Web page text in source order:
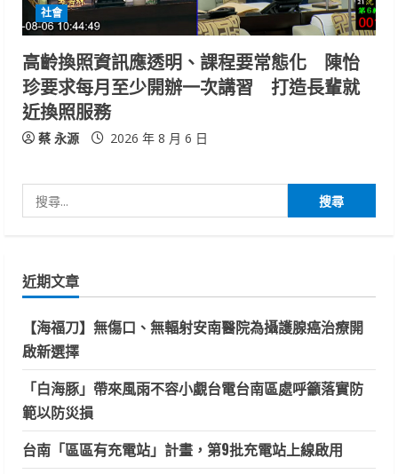
社會
高齡換照資訊應透明、課程要常態化 陳怡
珍要求每月至少開辦一次講習 打造長輩就
近換照服務
蔡 永源 2026 年 8 月 6 日
尋
字:
近期文章
【海福刀】無傷口、無輻射安南醫院為攝護腺癌治療開
啟新選擇
「白海豚」帶來風雨不容小覷台電台南區處呼籲落實防
範以防災損
台南「區區有充電站」計畫，第9批充電站上線啟用